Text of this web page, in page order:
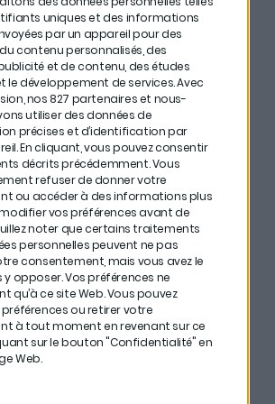
uniques et des informations
par un appareil pour des
contenu personnalisés, des
et de contenu, des études
le développement de services.Avec
nos 827 partenaires et nous-
utiliser des données de
précises et d’identification par
En cliquant, vous pouvez consentir
décrits précédemment. Vous
refuser de donner votre
ou accéder à des informations plus
vos préférences avant de
noter que certains traitements
personnelles peuvent ne pas
consentement, mais vous avez le
opposer. Vos préférences ne
qu’à ce site Web. Vous pouvez
ou retirer votre
à tout moment en revenant sur ce
sur le bouton "Confidentialité" en
Web.
en temps de crise, il faut
en termes de monnaie, que de
type d’exploitation.”
, cofondateur deCosaVostra
la période de la crise du Covid qui a
les FIRE. En effet, leurs revenus ont
trouver de nouveaux moyens de
Parmi leurs meilleurs conseils :
à la baisse, même en temps de
toutes les situationset créer des
proof”.